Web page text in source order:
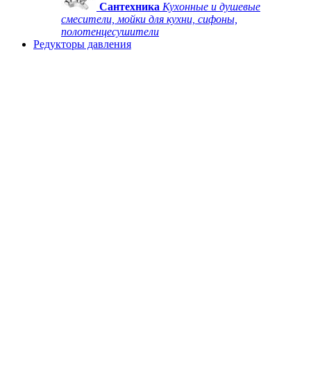
Сантехника Кухонные и душевые
смесители, мойки для кухни, сифоны,
полотенцесушители
Редукторы давления